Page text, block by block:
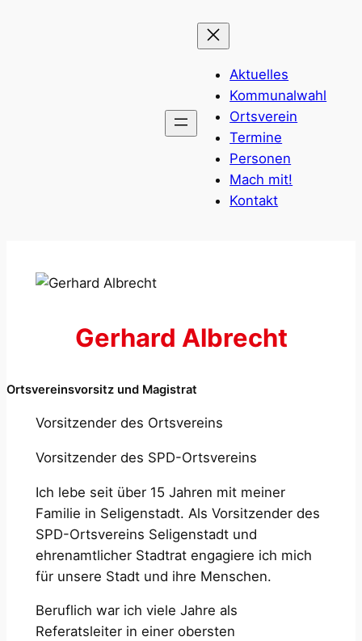
Aktuelles
Kommunalwahl
Ortsverein
Termine
Personen
Mach mit!
Kontakt
Gerhard Albrecht
Ortsvereinsvorsitz und Magistrat
Vorsitzender des Ortsvereins
Vorsitzender des SPD-Ortsvereins
Ich lebe seit über 15 Jahren mit meiner
Familie in Seligenstadt. Als Vorsitzender des
SPD-Ortsvereins Seligenstadt und
ehrenamtlicher Stadtrat engagiere ich mich
für unsere Stadt und ihre Menschen.
Beruflich war ich viele Jahre als
Referatsleiter in einer obersten